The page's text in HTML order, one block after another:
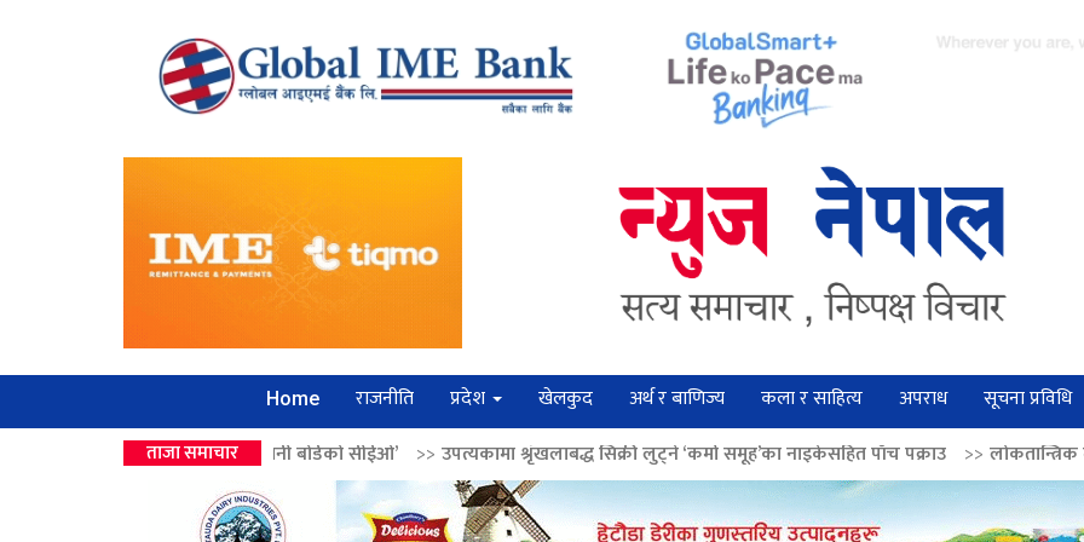
Home राजनीति प्रदेश खेलकुद अर्थ र बाणिज्य कला र साहित्य अपराध सूचना प्रविधि
ताजा समाचार
उपहार ‘लगानी बोर्डको सीईओ’ >> उपत्यकामा श्रृंखलाबद्ध सिक्री लुट्ने ‘कर्मा समूह’का नाइकेसहित पाँच पक्राउ >>लोकतान्त्रिक मूल्य सुदृढ बनाउन